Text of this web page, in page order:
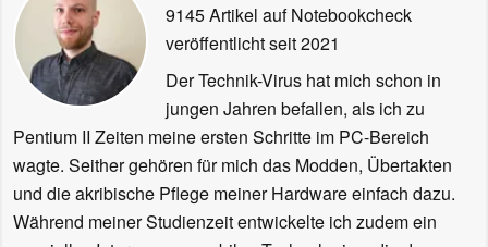
9145 Artikel auf Notebookcheck
veröffentlichtseit 2021
Der Technik-Virus hat mich schon in
jungen Jahren befallen, als ich zu
Pentium II Zeiten meine ersten Schritte im PC-Bereich
wagte. Seither gehören für mich das Modden, Übertakten
und die akribische Pflege meiner Hardware einfach dazu.
Während meiner Studienzeit entwickelte ich zudem ein